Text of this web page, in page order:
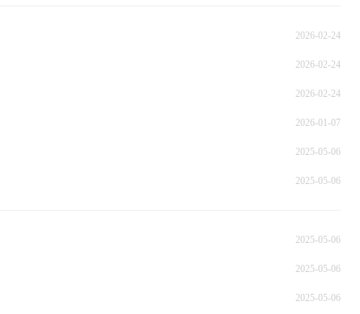
2026-02-24
2026-02-24
2026-02-24
2026-01-07
2025-05-06
2025-05-06
2025-05-06
2025-05-06
2025-05-06